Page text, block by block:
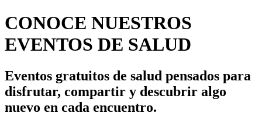
CONOCE NUESTROS
EVENTOS DE SALUD
Eventos gratuitos de salud pensados para
disfrutar, compartir y descubrir algo
nuevo en cada encuentro.